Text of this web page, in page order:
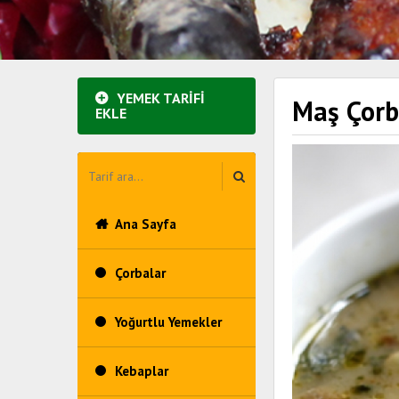
YEMEK TARİFİ
EKLE
Ana Sayfa
Çorbalar
Yoğurtlu Yemekler
Kebaplar
Maş